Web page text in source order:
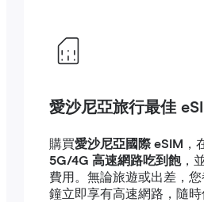
愛沙尼亞旅行最佳
購買愛沙尼亞國際 eSIM
，
5G/4G 高速網路吃到飽，
費用。無論旅遊或出差，
鐘立即享有高速網路，隨時